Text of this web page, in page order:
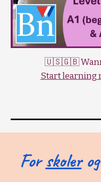
🇺🇸🇬🇧
Start learning
Forskolerog